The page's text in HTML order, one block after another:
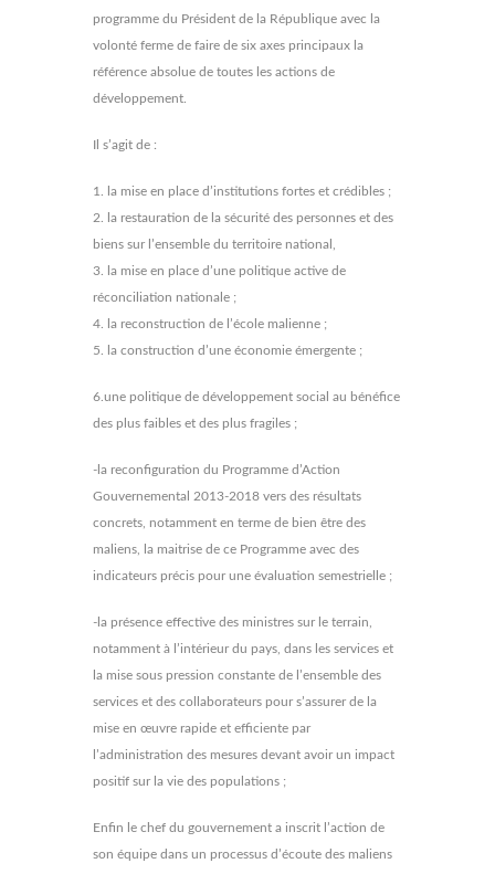
programme du Président de la République avec la
volonté ferme de faire de six axes principaux la
référence absolue de toutes les actions de
développement.
Il s’agit de :
1. la mise en place d’institutions fortes et crédibles ;
2. la restauration de la sécurité des personnes et des
biens sur l’ensemble du territoire national,
3. la mise en place d’une politique active de
réconciliation nationale ;
4. la reconstruction de l’école malienne ;
5. la construction d’une économie émergente ;
6.une politique de développement social au bénéfice
des plus faibles et des plus fragiles ;
-la reconfiguration du Programme d’Action
Gouvernemental 2013-2018 vers des résultats
concrets, notamment en terme de bien être des
maliens, la maitrise de ce Programme avec des
indicateurs précis pour une évaluation semestrielle ;
-la présence effective des ministres sur le terrain,
notamment à l’intérieur du pays, dans les services et
la mise sous pression constante de l’ensemble des
services et des collaborateurs pour s’assurer de la
mise en œuvre rapide et efficiente par
l’administration des mesures devant avoir un impact
positif sur la vie des populations ;
Enfin le chef du gouvernement a inscrit l’action de
son équipe dans un processus d’écoute des maliens